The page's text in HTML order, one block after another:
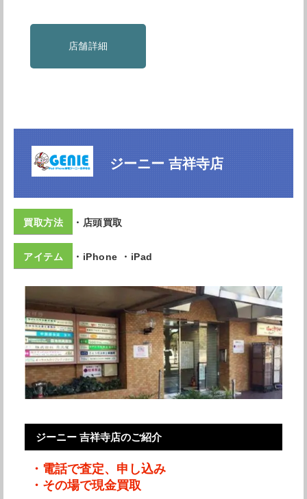
店舗詳細
ジーニー 吉祥寺店
・店頭買取
・iPhone ・iPad
ジーニー 吉祥寺店のご紹介
・電話で査定、申し込み
・その場で現金買取